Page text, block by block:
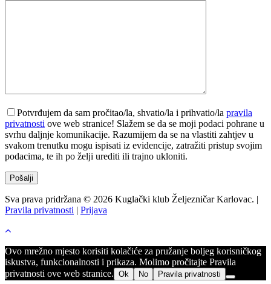
Potvrđujem da sam pročitao/la, shvatio/la i prihvatio/la pravila
privatnosti ove web stranice! Slažem se da se moji podaci pohrane u
svrhu daljnje komunikacije. Razumijem da se na vlastiti zahtjev u
svakom trenutku mogu ispisati iz evidencije, zatražiti pristup svojim
podacima, te ih po želji urediti ili trajno ukloniti.
Sva prava pridržana © 2026 Kuglački klub Željezničar Karlovac. |
Pravila privatnosti | Prijava
Ovo mrežno mjesto korisiti kolačiće za pružanje boljeg korisničkog
iskustva, funkcionalnosti i prikaza. Molimo pročitajte Pravila
privatnosti ove web stranice. Ok No Pravila privatnosti